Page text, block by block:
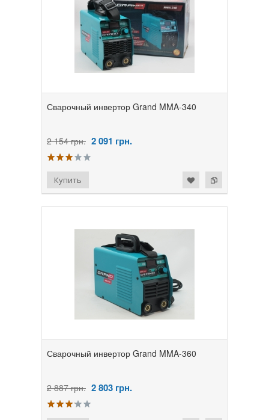
Сварочный инвертор Grand MMA-340
2 154 грн. 2 091 грн.
Сварочный инвертор Grand MMA-360
2 887 грн. 2 803 грн.